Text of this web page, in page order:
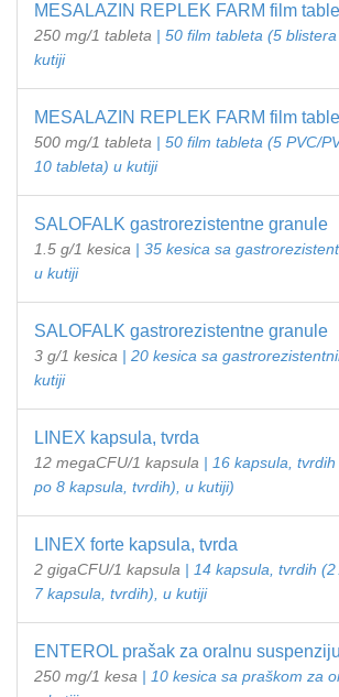
MESALAZIN REPLEK FARM film
250 mg/1 tableta | 50 film tableta (5
kutiji
MESALAZIN REPLEK FARM film
500 mg/1 tableta | 50 film tableta (5 PVC/
10 tableta) u kutiji
SALOFALK gastrorezistentne granule
1.5 g/1 kesica | 35 kesica sa
u kutiji
SALOFALK gastrorezistentne granule
3 g/1 kesica | 20 kesica sa
kutiji
LINEX kapsula, tvrda
12 megaCFU/1 kapsula | 16 kapsula,
po 8 kapsula, tvrdih), u kutiji)
LINEX forte kapsula, tvrda
2 gigaCFU/1 kapsula | 14 kapsula, tvrdih
7 kapsula, tvrdih), u kutiji
ENTEROL prašak za oralnu suspenziju
250 mg/1 kesa | 10 kesica sa praškom za